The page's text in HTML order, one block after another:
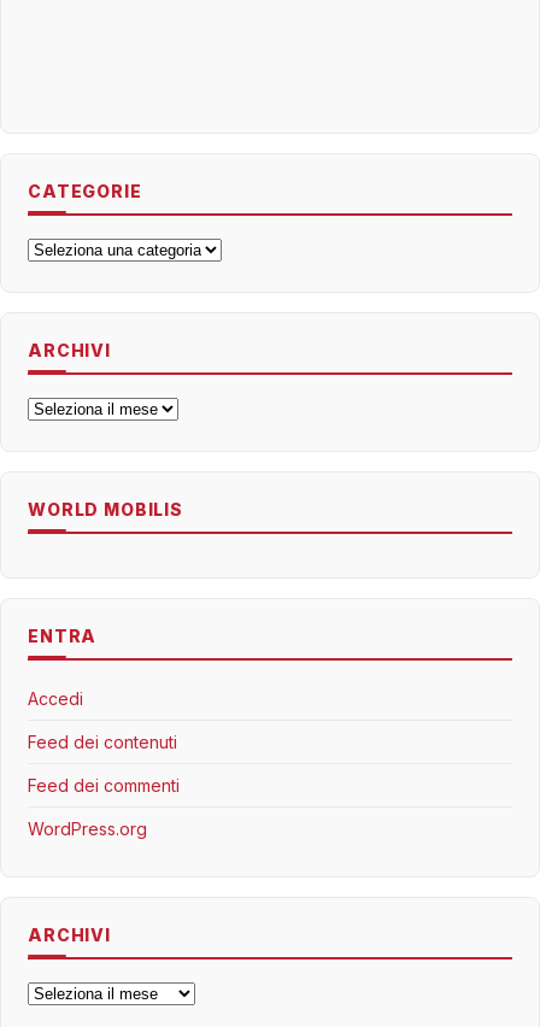
CATEGORIE
Categorie
ARCHIVI
Archivi
WORLD MOBILIS
ENTRA
Accedi
Feed dei contenuti
Feed dei commenti
WordPress.org
ARCHIVI
Archivi